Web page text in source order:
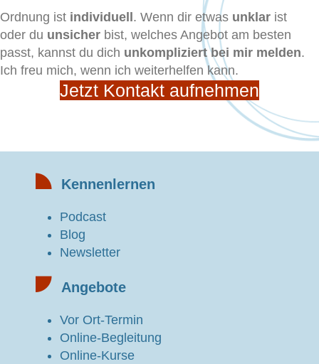
Ordnung ist individuell . Wenn dir etwas unklar ist
oder du unsicher bist, welches Angebot am besten
passt, kannst du dich unkompliziert bei mir melden.
Ich freu mich, wenn ich weiterhelfen kann.
Jetzt Kontakt aufnehmen
Kennenlernen
Podcast
Blog
Newsletter
Angebote
Vor Ort-Termin
Online-Begleitung
Online-Kurse